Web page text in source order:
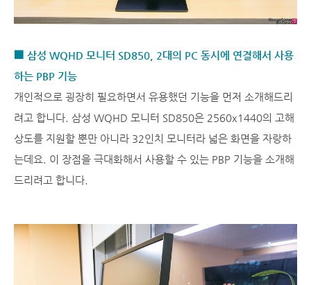
■ 삼성 WQHD 모니터 SD850, 2대의 PC 동시에 연결해서 사용
하는 PBP 기능
개인적으로 굉장히 필요하면서 유용했던 기능을 먼저 소개해드리
려고 합니다. 삼성 WQHD 모니터 SD850은 2560x1440의 고해
상도를 지원할 뿐만 아니라 32인치 모니터라 넓은 화면을 자랑하
는데요. 이 장점을 극대화해서 사용할 수 있는 PBP 기능을 소개해
드리려고 합니다.